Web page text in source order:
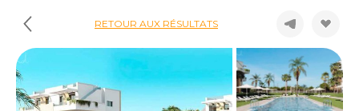
RETOUR AUX RÉSULTATS